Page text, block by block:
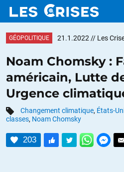
DOSSIERS
CATÉGORIES
MOTS CLÉS
GÉOPOLITIQUE 21.1.2022 // Les
Noam Chomsky :
américain, Lutte
Urgence
Changement climatique, États-
classes, Noam Chomsky
203